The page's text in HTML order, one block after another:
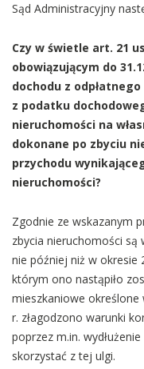
Sąd Administracyjny
Czy w świetle art. 21
obowiązującym do
dochodu z
z podatku
nieruchomości na
dokonane po zbyciu
przychodu
nieruchomości?
Zgodnie ze wskazanym
zbycia nieruchomości
nie później niż w
którym ono nastąpiło
mieszkaniowe określone
r. złagodzono warunki
poprzez m.in.
skorzystać z tej ulgi.